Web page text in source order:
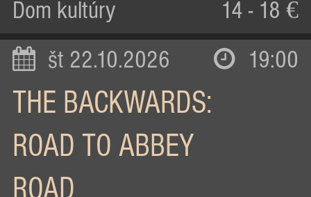
Dom kultúry 14 - 18 €
št 22.10.2026 19:00
THE BACKWARDS:
ROAD TO ABBEY
ROAD